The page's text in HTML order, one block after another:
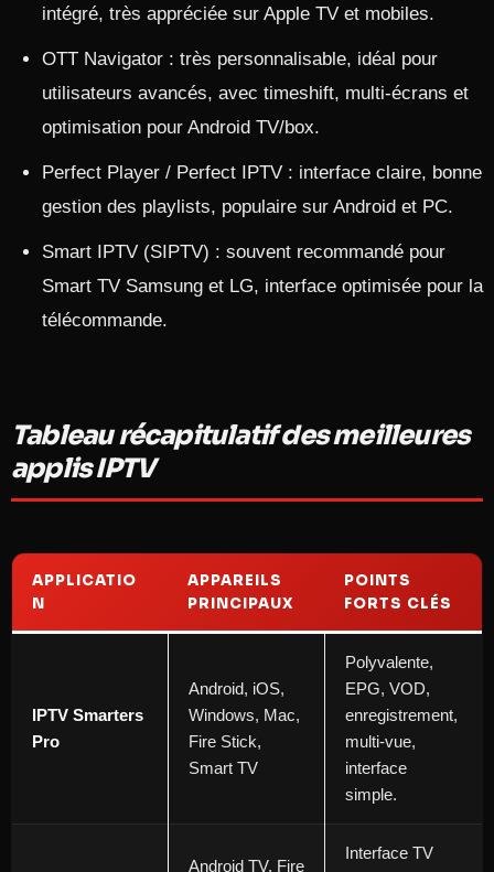
intégré, très appréciée sur Apple TV et mobiles.​
OTT Navigator : très personnalisable, idéal pour
utilisateurs avancés, avec timeshift, multi‑écrans et
optimisation pour Android TV/box.​
Perfect Player / Perfect IPTV : interface claire, bonne
gestion des playlists, populaire sur Android et PC.​
Smart IPTV (SIPTV) : souvent recommandé pour
Smart TV Samsung et LG, interface optimisée pour la
télécommande.​
Tableau récapitulatif des meilleures
applis IPTV
APPLICATIO
N
APPAREILS
PRINCIPAUX
POINTS
FORTS CLÉS
IPTV Smarters
Pro
Android, iOS,
Windows, Mac,
Fire Stick,
Smart TV ​
Polyvalente,
EPG, VOD,
enregistrement,
multi‑vue,
interface
simple. ​
Android TV, Fire
Interface TV